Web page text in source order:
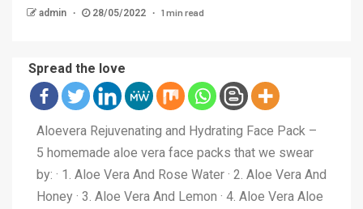
admin 28/05/2022 1 min read
Spread the love
Aloevera Rejuvenating and Hydrating Face Pack –
5 homemade aloe vera face packs that we swear
by: · 1. Aloe Vera And Rose Water · 2. Aloe Vera And
Honey · 3. Aloe Vera And Lemon · 4. Aloe Vera Aloe